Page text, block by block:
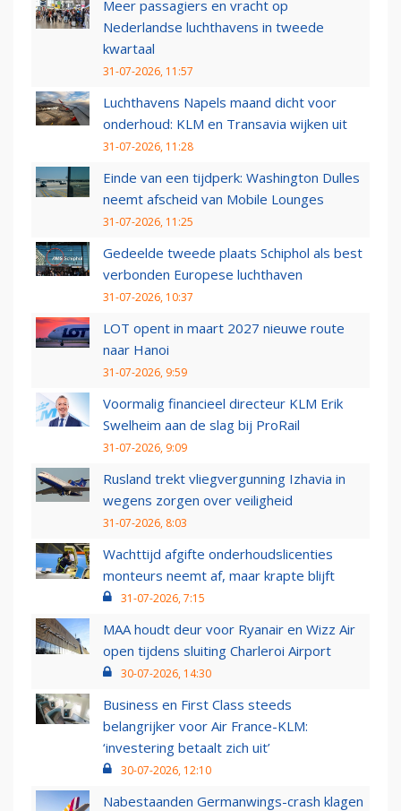
Meer passagiers en vracht op
Nederlandse luchthavens in tweede
kwartaal
31-07-2026, 11:57
Luchthavens Napels maand dicht voor
onderhoud: KLM en Transavia wijken uit
31-07-2026, 11:28
Einde van een tijdperk: Washington Dulles
neemt afscheid van Mobile Lounges
31-07-2026, 11:25
Gedeelde tweede plaats Schiphol als best
verbonden Europese luchthaven
31-07-2026, 10:37
LOT opent in maart 2027 nieuwe route
naar Hanoi
31-07-2026, 9:59
Voormalig financieel directeur KLM Erik
Swelheim aan de slag bij ProRail
31-07-2026, 9:09
Rusland trekt vliegvergunning Izhavia in
wegens zorgen over veiligheid
31-07-2026, 8:03
Wachttijd afgifte onderhoudslicenties
monteurs neemt af, maar krapte blijft
31-07-2026, 7:15
MAA houdt deur voor Ryanair en Wizz Air
open tijdens sluiting Charleroi Airport
30-07-2026, 14:30
Business en First Class steeds
belangrijker voor Air France-KLM:
‘investering betaalt zich uit’
30-07-2026, 12:10
Nabestaanden Germanwings-crash klagen